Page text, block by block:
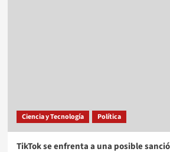
Ciencia y Tecnología Política
TikTok se enfrenta a una posible